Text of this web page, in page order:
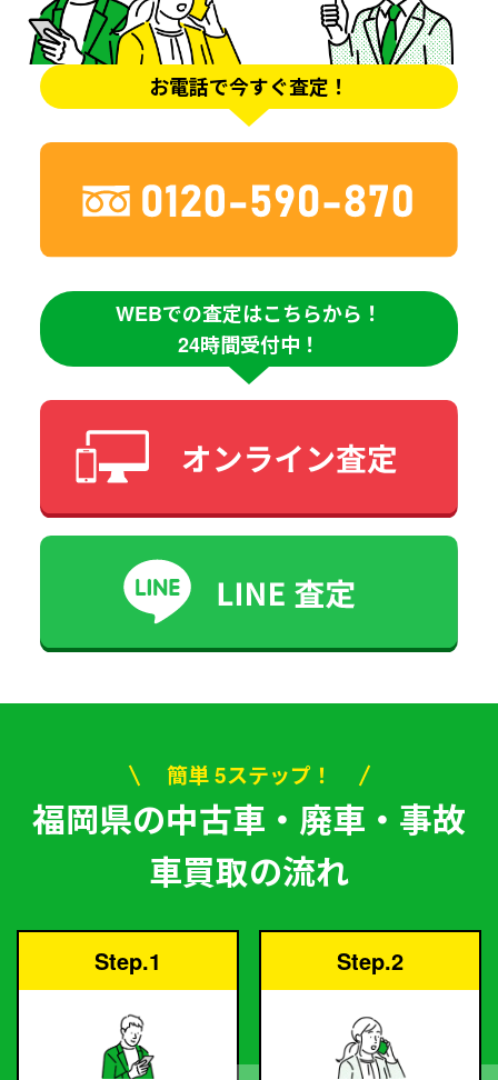
お電話で今すぐ査定！
WEBでの査定はこちらから！
24時間受付中！
簡単 5ステップ！
福岡県の中古車・廃車・事故
車買取の流れ
Step.1 Step.2